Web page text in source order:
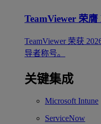
TeamViewer 荣
TeamViewer 荣获
导者称号。
关键集成
Microsoft Intune
ServiceNow